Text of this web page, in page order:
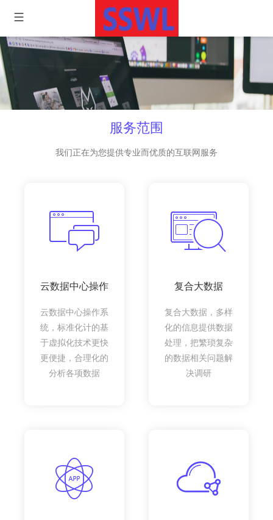
服务范围
我们正在为您提供专业而优质的互联网服务
云数据中心操作
云数据中心操作系
统，标准化计的基
于虚拟化技术更快
更便捷，合理化的
分析各项数据
复合大数据
复合大数据，多样
化的信息提供数据
处理，把繁琐复杂
的数据相关问题解
决调研